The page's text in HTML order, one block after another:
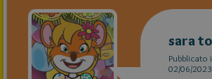
sara
Pubblicato
02/06/2023